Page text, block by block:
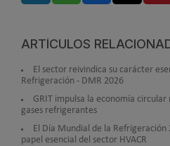
ARTÍCULOS
El sector reivindica su carácter
Refrigeración - DMR 2026
GRIT impulsa la economía
gases refrigerantes
El Día Mundial de la Refrigeración
papel esencial del sector HVACR